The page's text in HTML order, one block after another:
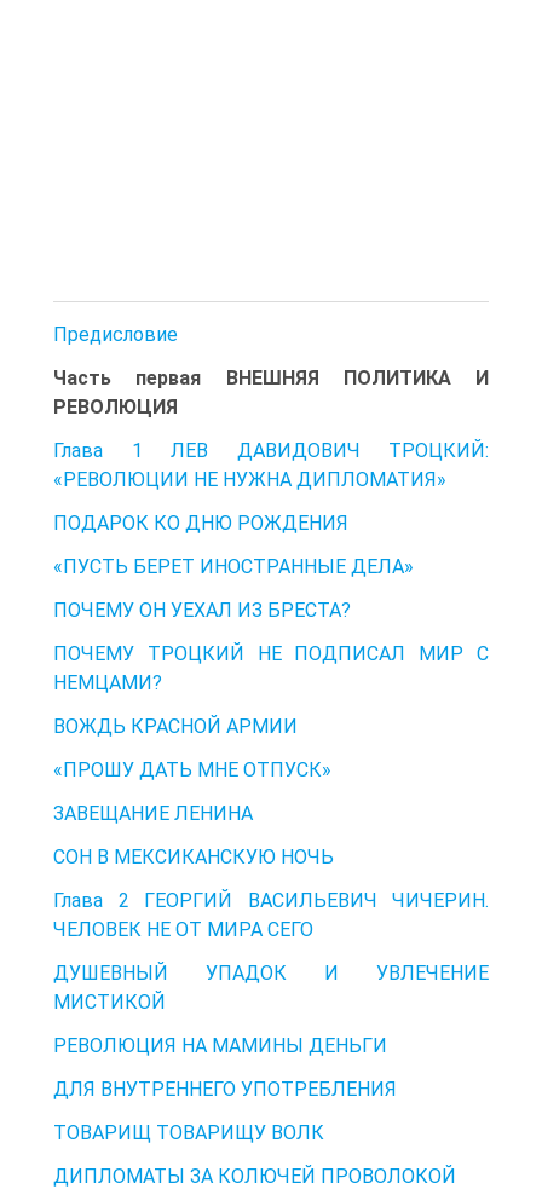
Предисловие
Часть первая ВНЕШНЯЯ ПОЛИТИКА И
РЕВОЛЮЦИЯ
Глава 1 ЛЕВ ДАВИДОВИЧ ТРОЦКИЙ:
«РЕВОЛЮЦИИ НЕ НУЖНА ДИПЛОМАТИЯ»
ПОДАРОК КО ДНЮ РОЖДЕНИЯ
«ПУСТЬ БЕРЕТ ИНОСТРАННЫЕ ДЕЛА»
ПОЧЕМУ ОН УЕХАЛ ИЗ БРЕСТА?
ПОЧЕМУ ТРОЦКИЙ НЕ ПОДПИСАЛ МИР С
НЕМЦАМИ?
ВОЖДЬ КРАСНОЙ АРМИИ
«ПРОШУ ДАТЬ МНЕ ОТПУСК»
ЗАВЕЩАНИЕ ЛЕНИНА
СОН В МЕКСИКАНСКУЮ НОЧЬ
Глава 2 ГЕОРГИЙ ВАСИЛЬЕВИЧ ЧИЧЕРИН.
ЧЕЛОВЕК НЕ ОТ МИРА СЕГО
ДУШЕВНЫЙ УПАДОК И УВЛЕЧЕНИЕ
МИСТИКОЙ
РЕВОЛЮЦИЯ НА МАМИНЫ ДЕНЬГИ
ДЛЯ ВНУТРЕННЕГО УПОТРЕБЛЕНИЯ
ТОВАРИЩ ТОВАРИЩУ ВОЛК
ДИПЛОМАТЫ ЗА КОЛЮЧЕЙ ПРОВОЛОКОЙ